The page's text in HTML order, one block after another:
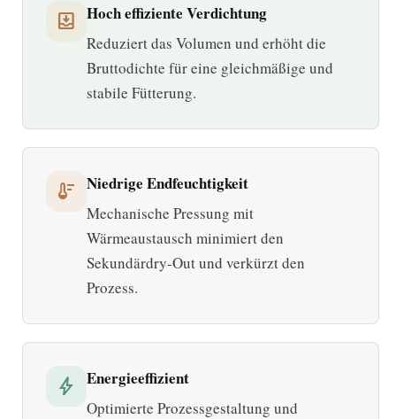
move_to_inbox Hoch effiziente Verdichtung
Reduziert das Volumen und erhöht die
Bruttodichte für eine gleichmäßige und
stabile Fütterung.
thermostat Niedrige Endfeuchtigkeit
Mechanische Pressung mit
Wärmeaustausch minimiert den
Sekundärdry-Out und verkürzt den
Prozess.
bolt Energieeffizient
Optimierte Prozessgestaltung und